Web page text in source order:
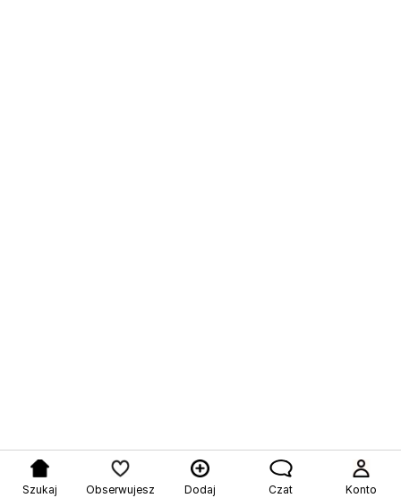
Szukaj Obserwujesz Dodaj Czat Konto